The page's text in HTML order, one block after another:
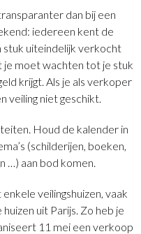
dan bij een
iedereen kent de
uiteindelijk verkocht
je moet wachten tot je stuk
krijgt. Als je als verkoper
veiling niet geschikt.
Houd de kalender in
(schilderijen, boeken,
…) aan bod komen.
veilingshuizen, vaak
uit Parijs. Zo heb je
11 mei een verkoop